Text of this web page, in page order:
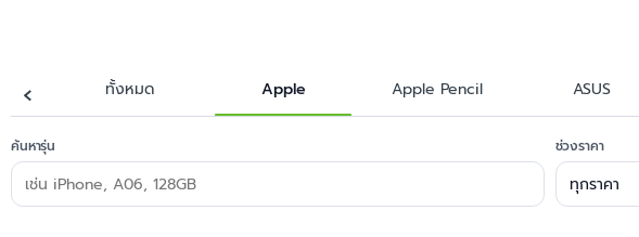
‹ ทั้งหมด Apple Apple Pencil ASUS
ค้นหารุ่น ช่วงราคา